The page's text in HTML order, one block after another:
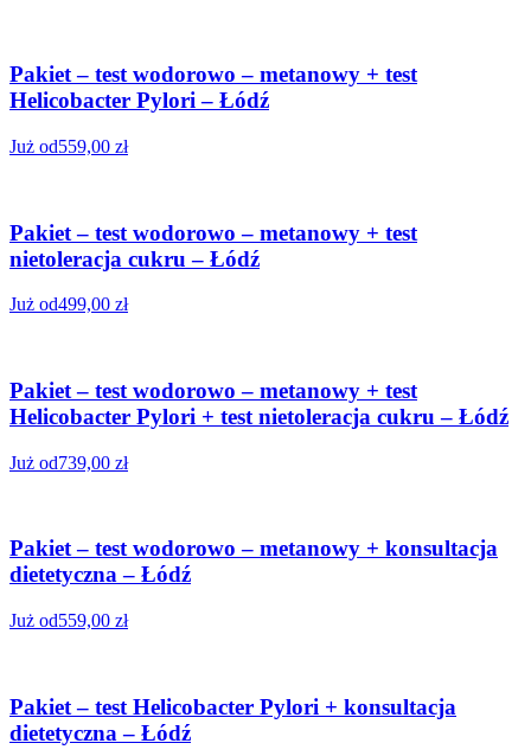
Pakiet – test wodorowo – metanowy + test
Helicobacter Pylori – Łódź
Już od559,00 zł
Pakiet – test wodorowo – metanowy + test
nietoleracja cukru – Łódź
Już od499,00 zł
Pakiet – test wodorowo – metanowy + test
Helicobacter Pylori + test nietoleracja cukru – Łódź
Już od739,00 zł
Pakiet – test wodorowo – metanowy + konsultacja
dietetyczna – Łódź
Już od559,00 zł
Pakiet – test Helicobacter Pylori + konsultacja
dietetyczna – Łódź